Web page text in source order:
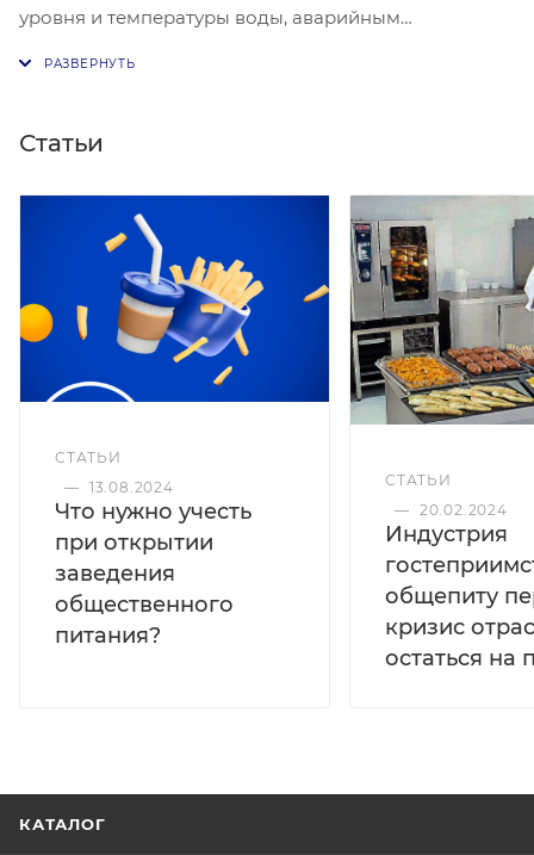
уровня и температуры воды, аварийным
Статьи
СТАТЬИ
— 13.08.2024
Что нужно учесть
при открытии
заведения
общественного
питания?
СТАТЬИ
— 20.02.2024
Индустрия
общепиту
кризис
остаться на
КАТАЛОГ